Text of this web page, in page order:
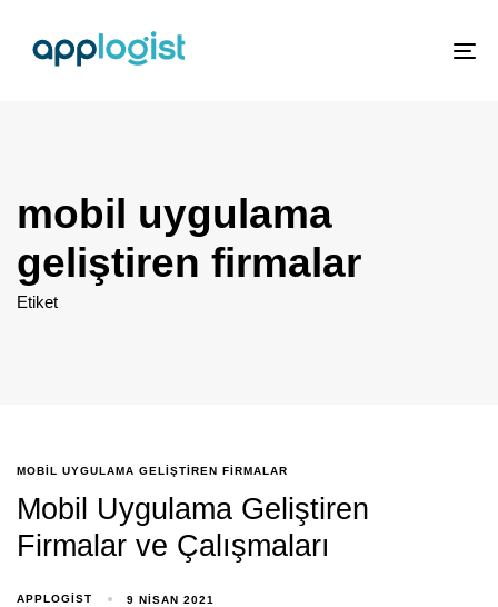
mobil uygulama
geliştiren firmalar
Etiket
MOBIL UYGULAMA GELIŞTIREN FIRMALAR
Mobil Uygulama Geliştiren
Firmalar ve Çalışmaları
APPLOGIST 9 NISAN 2021